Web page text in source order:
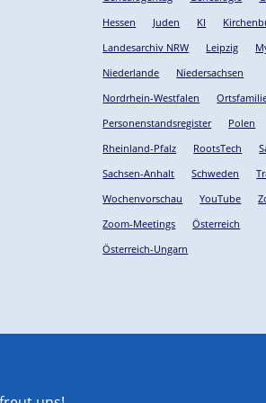
Hessen
Juden KI
Landesarchiv NRW
Leipzig
Niederlande
Niedersachsen
Nordrhein-Westfalen
Personenstandsregister
Polen
Rheinland-Pfalz
RootsTech
Sachsen-Anhalt
Schweden
Wochenvorschau
YouTube
Zoom-Meetings
Österreich
Österreich-Ungarn